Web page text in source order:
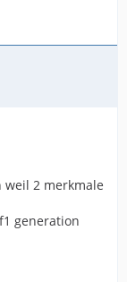
2 merkmale
generation